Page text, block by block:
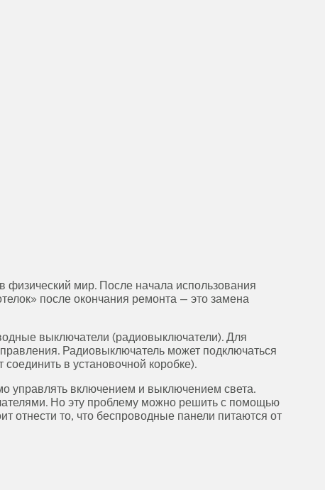
физический мир. После начала использования
после окончания ремонта — это замена
выключатели (радиовыключатели). Для
Радиовыключатель может подключаться
в установочной коробке).
управлять включением и выключением света.
Но эту проблему можно решить с помощью
отнести то, что беспроводные панели питаются от